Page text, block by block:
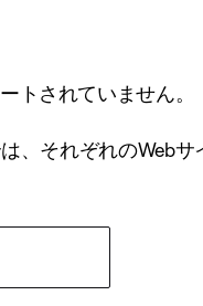
トされていません。
、それぞれのWeb